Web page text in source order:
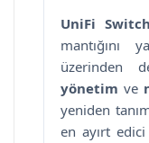
UniFi
mantığını
üzerinden
yönetim ve
yeniden
en ayırt